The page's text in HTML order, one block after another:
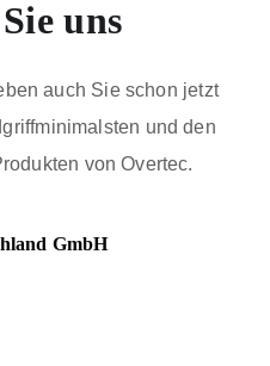
uns
auch Sie schon jetzt
und den
von Overtec.
GmbH